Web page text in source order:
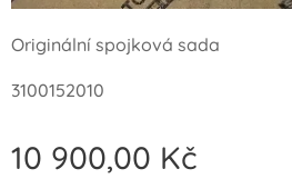
Originální spojková sada
3100152010
10 900,00 Kč